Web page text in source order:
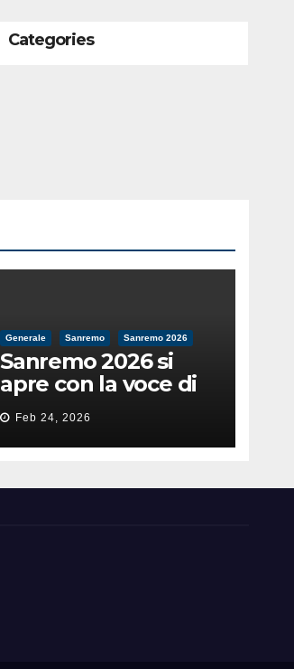
Categories
Generale Sanremo Sanremo 2026
Sanremo 2026 si
apre con la voce di
Pippo Baudo
Feb 24, 2026